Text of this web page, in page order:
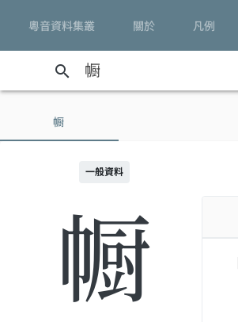
粵音資料集叢 關於 凡例
search
㡡
一般資料
㡡